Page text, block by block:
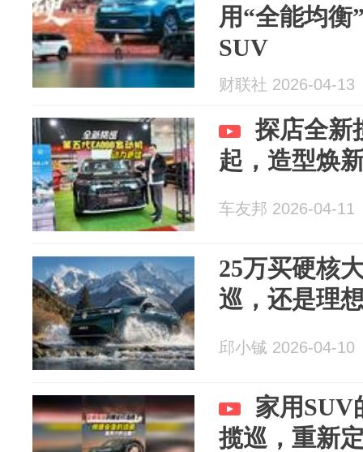
用“全能均衡
SUV
财联社 2026-04-13
探店全新
起，造型焕
车友邦 2026-04-11
25万买硬核
巡，还是理
邱小铖 2026-04-10
家用SUV
揽巡，重新